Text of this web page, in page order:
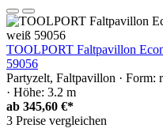
TOOLPORT Faltpavillon
59056
Partyzelt, Faltpavillon · Form:
· Höhe: 3.2 m
ab 345,60 €*
3 Preise vergleichen